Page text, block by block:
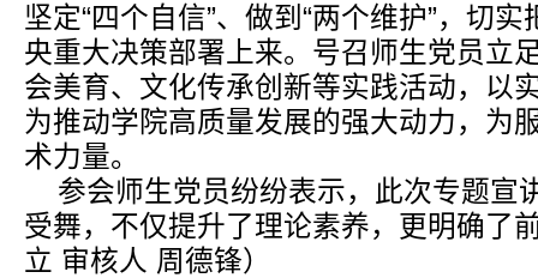
坚定“四个自信”、做到“两个维护”，切
央重大决策部署上来。号召师生党员立
会美育、文化传承创新等实践活动，以
为推动学院高质量发展的强大动力，为
术力量。
参会师生党员纷纷表示，此次专题宣
受舞，不仅提升了理论素养，更明确了
立 审核人 周德锋）